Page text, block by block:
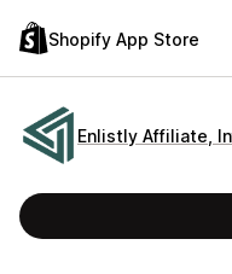
Shopify App Store
Enlistly Affiliate,